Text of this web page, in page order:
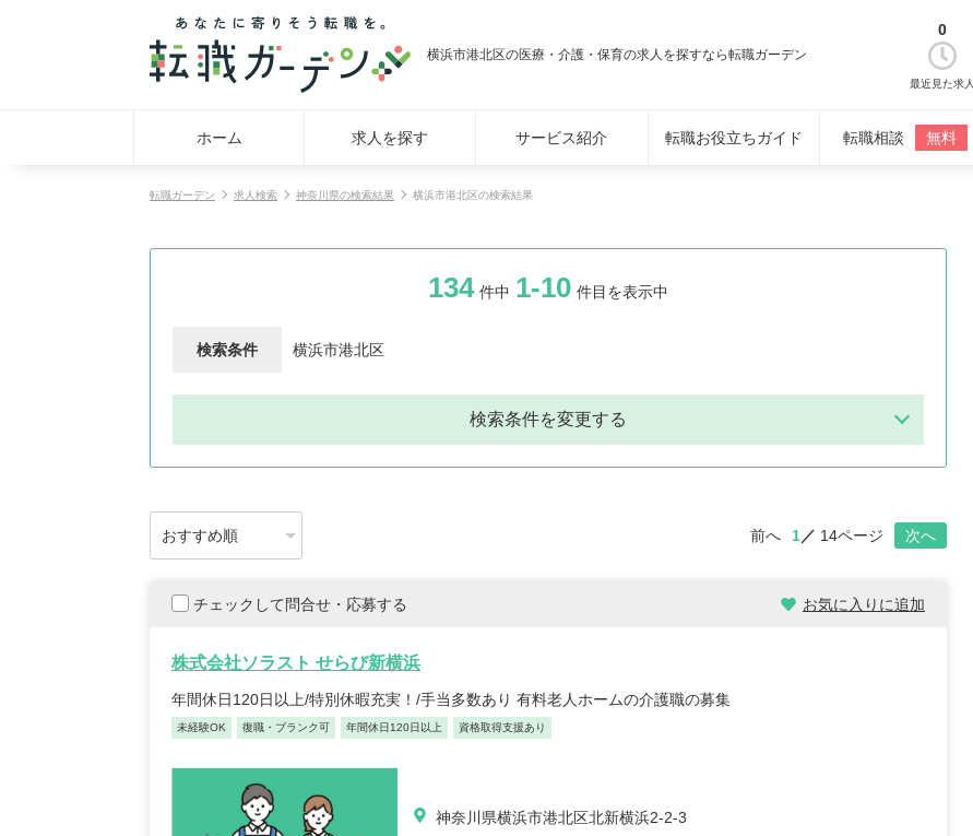
横浜市港北区の医療・介護・保育の求人を探すなら転職ガーデン
0
最近見た求人
ホーム 求人を探す サービス紹介 転職お役立ちガイド 転職相談 無料
転職ガーデン 求人検索 神奈川県の検索結果 横浜市港北区の検索結果
134 件中 1-10 件目を表示中
検索条件 横浜市港北区
検索条件を変更する
前へ 1 14ページ 次へ
チェックして問合せ・応募する お気に入りに追加
株式会社ソラスト せらび新横浜
年間休日120日以上/特別休暇充実！/手当多数あり 有料老人ホームの介護職の募集
未経験OK 復職・ブランク可 年間休日120日以上 資格取得支援あり
神奈川県横浜市港北区北新横浜2-2-3